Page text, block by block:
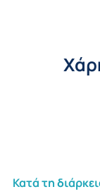
Κατά τη